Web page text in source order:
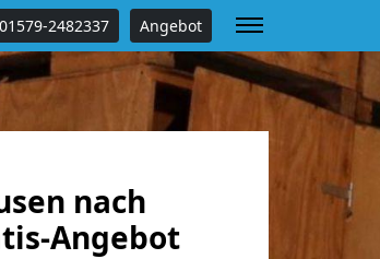
01579-2482337 Angebot
nach
Angebot